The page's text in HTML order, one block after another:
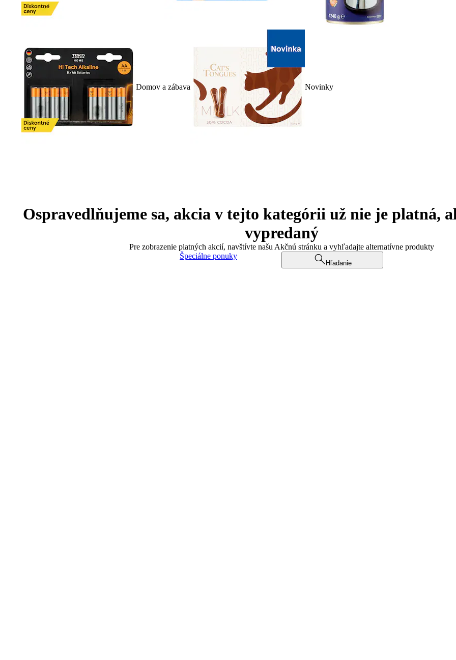
Domov a zábava Novinky
Ospravedlňujeme sa, akcia v tejto kategórii už nie je platná,
vypredaný
Pre zobrazenie platných akcií, navštívte našu Akčnú stránku a vyhľadajte alternatívne produkty
Špeciálne ponuky
Hľadanie